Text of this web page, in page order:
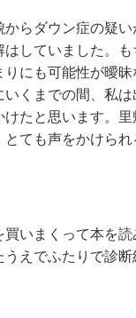
からダウン症の疑
していました。
にも可能性が曖
くまでの間、私
たと思います。
ても声をかけら
いまくって本を
えでふたりで診